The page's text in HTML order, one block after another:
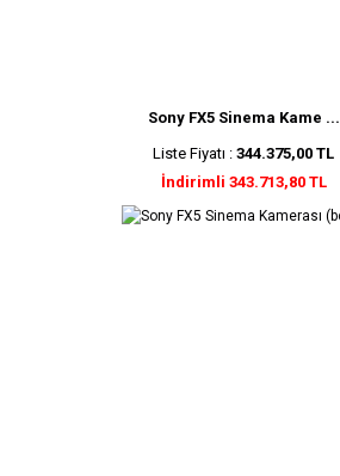
Sony FX5 Sinema Kame ...
Liste Fiyatı : 344.375,00 TL
İndirimli 343.713,80 TL